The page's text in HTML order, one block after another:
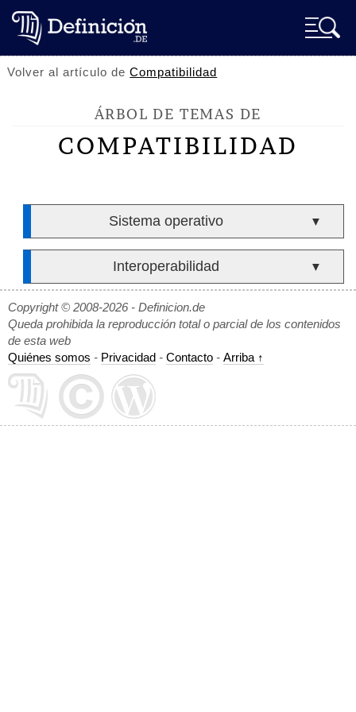
Volver al artículo deCompatibilidad
ÁRBOL DE TEMAS DE
COMPATIBILIDAD
Sistema operativo ▼
Interoperabilidad ▼
Copyright © 2008-2026 - Definicion.de
Queda prohibida la reproducción total o parcial de los contenidos
de esta web
Quiénes somos - Privacidad - Contacto - Arriba ↑